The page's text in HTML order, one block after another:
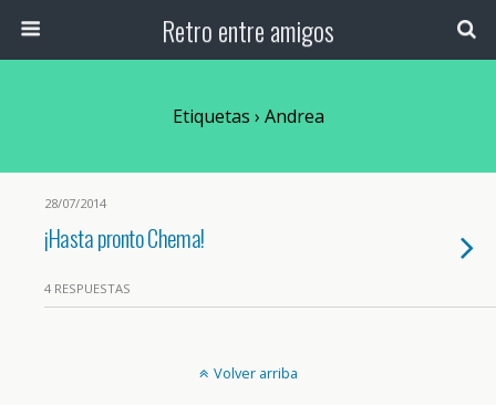
Retro entre amigos
Etiquetas › Andrea
28/07/2014
¡Hasta pronto Chema!
4 RESPUESTAS
Volver arriba